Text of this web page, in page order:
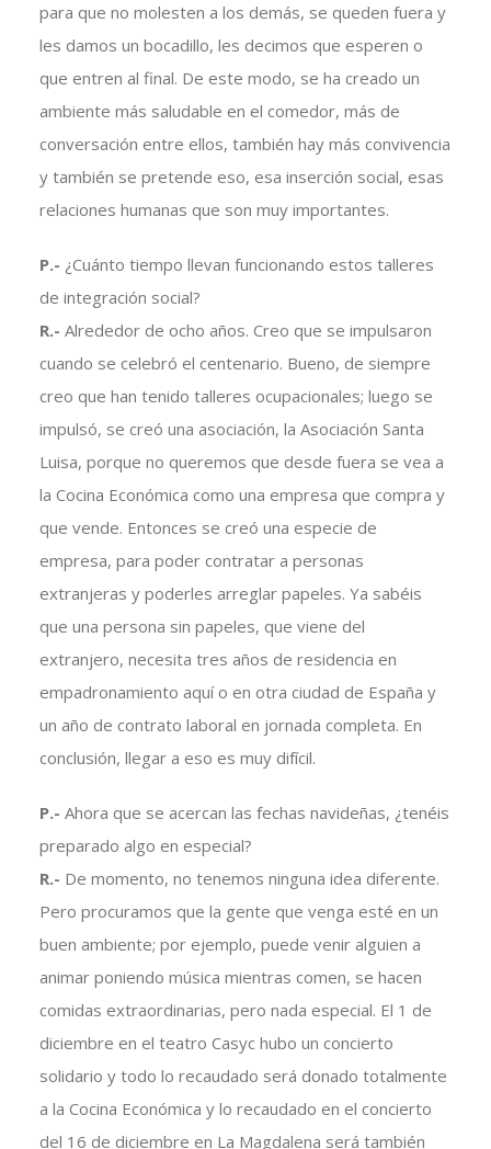
para que no molesten a los demás, se queden fuera y
les damos un bocadillo, les decimos que esperen o
que entren al final. De este modo, se ha creado un
ambiente más saludable en el comedor, más de
conversación entre ellos, también hay más convivencia
y también se pretende eso, esa inserción social, esas
relaciones humanas que son muy importantes.
P.- ¿Cuánto tiempo llevan funcionando estos talleres
de integración social?
R.- Alrededor de ocho años. Creo que se impulsaron
cuando se celebró el centenario. Bueno, de siempre
creo que han tenido talleres ocupacionales; luego se
impulsó, se creó una asociación, la Asociación Santa
Luisa, porque no queremos que desde fuera se vea a
la Cocina Económica como una empresa que compra y
que vende. Entonces se creó una especie de
empresa, para poder contratar a personas
extranjeras y poderles arreglar papeles. Ya sabéis
que una persona sin papeles, que viene del
extranjero, necesita tres años de residencia en
empadronamiento aquí o en otra ciudad de España y
un año de contrato laboral en jornada completa. En
conclusión, llegar a eso es muy difícil.
P.- Ahora que se acercan las fechas navideñas, ¿tenéis
preparado algo en especial?
R.- De momento, no tenemos ninguna idea diferente.
Pero procuramos que la gente que venga esté en un
buen ambiente; por ejemplo, puede venir alguien a
animar poniendo música mientras comen, se hacen
comidas extraordinarias, pero nada especial. El 1 de
diciembre en el teatro Casyc hubo un concierto
solidario y todo lo recaudado será donado totalmente
a la Cocina Económica y lo recaudado en el concierto
del 16 de diciembre en La Magdalena será también